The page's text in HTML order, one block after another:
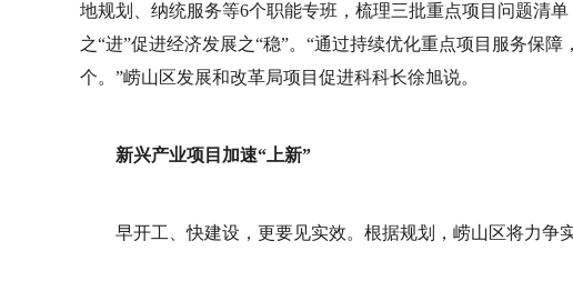
地规划、纳统服务等6个职能专班，梳理三批重点项目问题清
之“进”促进经济发展之“稳”。“通过持续优化重点项目服务保
个。”崂山区发展和改革局项目促进科科长徐旭说。
新兴产业项目加速“上新”
早开工、快建设，更要见实效。根据规划，崂山区将力争